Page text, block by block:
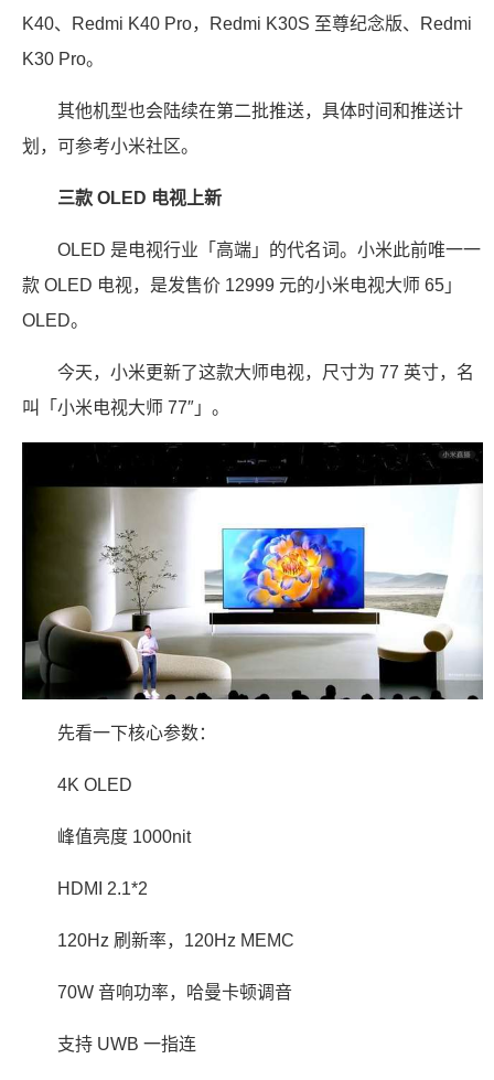
K40、Redmi K40 Pro，Redmi K30S 至尊纪念版、Redmi
K30 Pro。
其他机型也会陆续在第二批推送，具体时间和推送计
划，可参考小米社区。
三款 OLED 电视上新
OLED 是电视行业「高端」的代名词。小米此前唯一一
款 OLED 电视，是发售价 12999 元的小米电视大师 65」
OLED。
今天，小米更新了这款大师电视，尺寸为 77 英寸，名
叫「小米电视大师 77″」。
先看一下核心参数：
4K OLED
峰值亮度 1000nit
HDMI 2.1*2
120Hz 刷新率，120Hz MEMC
70W 音响功率，哈曼卡顿调音
支持 UWB 一指连